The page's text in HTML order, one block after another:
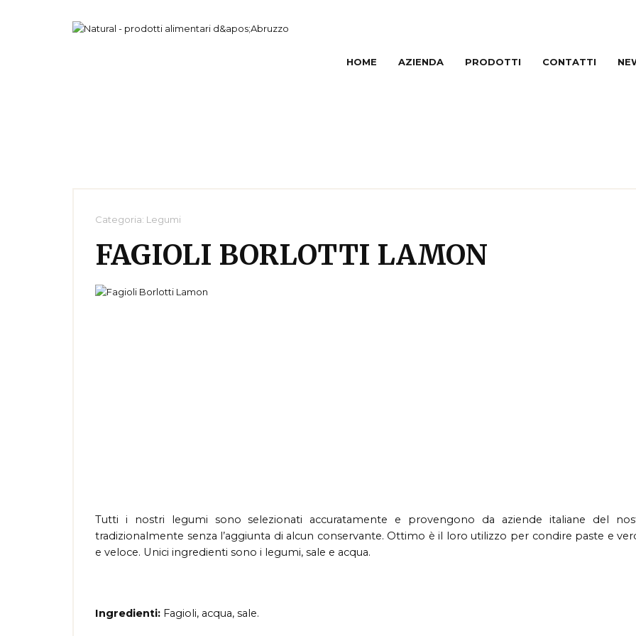
HOME AZIENDA PRODOTTI CONTATTI
Categoria: Legumi
FAGIOLI BORLOTTI LAMON
Tutti i nostri legumi sono selezionati accuratamente e provengono da aziende italiane del
tradizionalmente senza l’aggiunta di alcun conservante. Ottimo è il loro utilizzo per condire paste e
e veloce. Unici ingredienti sono i legumi, sale e acqua.
Ingredienti: Fagioli, acqua, sale.